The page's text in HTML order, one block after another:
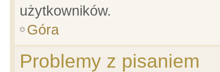
użytkowników.
Góra
Problemy z pisaniem